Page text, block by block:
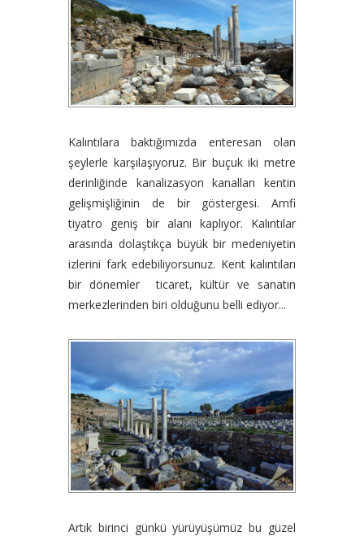
Kalıntılara baktığımızda enteresan olan
şeylerle karşılaşıyoruz. Bir buçuk iki metre
derinliğinde kanalizasyon kanalları kentin
gelişmişliğinin de bir göstergesi. Amfi
tiyatro geniş bir alanı kaplıyor. Kalıntılar
arasında dolaştıkça büyük bir medeniyetin
izlerini fark edebiliyorsunuz. Kent kalıntıları
bir dönemler ticaret, kültür ve sanatın
merkezlerinden biri olduğunu belli ediyor...
Artık birinci günkü yürüyüşümüz bu güzel